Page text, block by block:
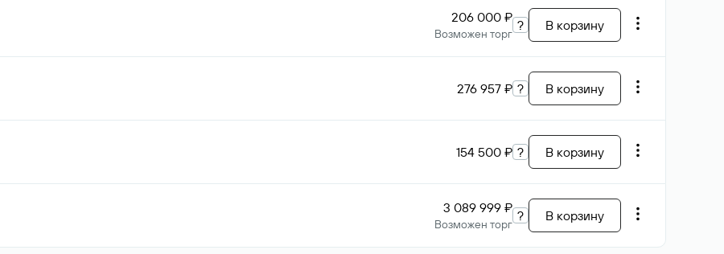
206 000 ₽
Возможен торг
? В корзину
276 957 ₽ ? В корзину
154 500 ₽ ? В корзину
3 089 999 ₽
Возможен торг
? В корзину